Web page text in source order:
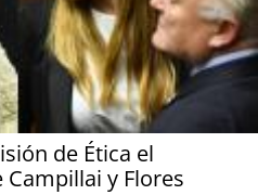
de Ética el
y Flores